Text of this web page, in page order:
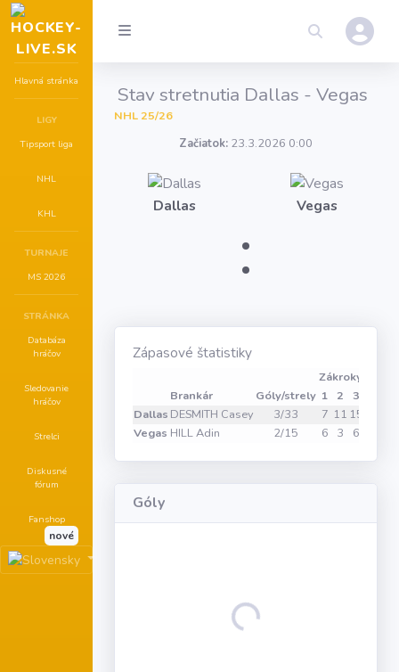
Hlavná stránka
LIGY
Tipsport liga
NHL
KHL
TURNAJE
MS 2026
STRÁNKA
Databáza
hráčov
Sledovanie
hráčov
Strelci
Diskusné
fórum
Fanshop
nové
Stav stretnutia Dallas - Vegas
NHL 25/26
Začiatok: 23.3.2026 0:00
Dallas
:
Vegas
Zápasové štatistiky
Zákroky
Brankár
Góly/strely 1 2 3
Dallas DESMITH Casey 3/33 7 11 15
Vegas HILL Adin 2/15 6 3 6
Góly
Loading...